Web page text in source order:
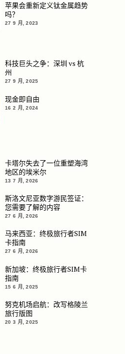
苹果会重新定义钛金属趋势
吗？
27 9 月, 2023
科技巨头之争：深圳 vs 杭
州
27 9 月, 2025
现金即自由
16 2 月, 2024
卡塔尔失去了一位重塑海湾
地区的埃米尔
13 7 月, 2026
斯洛文尼亚数字游民签证：
您需要了解的内容
27 6 月, 2026
马来西亚：终极旅行者SIM
卡指南
27 6 月, 2026
新加坡：终极旅行者SIM卡
指南
15 6 月, 2025
努克机场启航：改写格陵兰
旅行版图
20 3 月, 2025